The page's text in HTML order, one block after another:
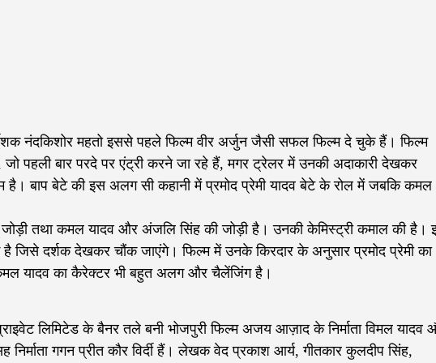
नंदकिशोर महतो इससे पहले फिल्म वीर अर्जुन जैसी सफल फिल्म दे चुके हैं। फिल्म
पहली बार परदे पर एंट्री करने जा रहे हैं, मगर ट्रेलर में उनकी अदाकारी देखकर
है। बाप बेटे की इस अलग सी कहानी में प्रमोद प्रेमी यादव बेटे के रोल में जबकि कमल
जोड़ी तथा कमल यादव और अंजलि सिंह की जोड़ी है। उनकी केमिस्ट्री कमाल की है।
जिसे दर्शक देखकर चौंक जाएंगे। फिल्म में उनके किरदार के अनुसार प्रमोद प्रेमी का
यादव का कैरेक्टर भी बहुत अलग और चैलेंजिंग है।
लिमिटेड के बैनर तले बनी भोजपुरी फिल्म अजय आज़ाद के निर्माता विमल यादव
निर्माता गगन प्रीत कौर विर्दी हैं। लेखक वेद प्रकाश आर्य, गीतकार कुलदीप सिंह,